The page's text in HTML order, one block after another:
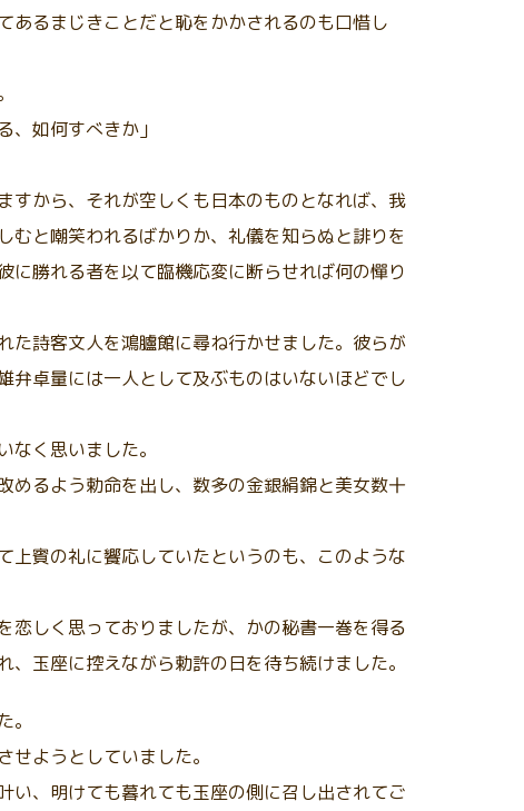
あるまじきことだと恥をかかされるのも口惜し
如何すべきか」
すから、それが空しくも日本のものとなれば、我
と嘲笑われるばかりか、礼儀を知らぬと誹りを
勝れる者を以て臨機応変に断らせれば何の憚り
た詩客文人を鴻臚館に尋ね行かせました。彼らが
弁卓量には一人として及ぶものはいないほどでし
く思いました。
めるよう勅命を出し、数多の金銀絹錦と美女数十
上賓の礼に饗応していたというのも、このような
恋しく思っておりましたが、かの秘書一巻を得る
玉座に控えながら勅許の日を待ち続けました。
ようとしていました。
い、明けても暮れても玉座の側に召し出されてご